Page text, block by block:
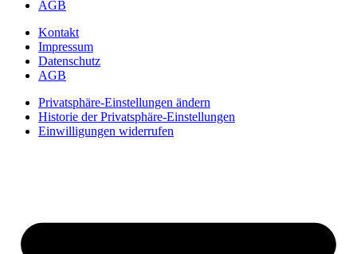
AGB
Kontakt
Impressum
Datenschutz
AGB
Privatsphäre-Einstellungen ändern
Historie der Privatsphäre-Einstellungen
Einwilligungen widerrufen